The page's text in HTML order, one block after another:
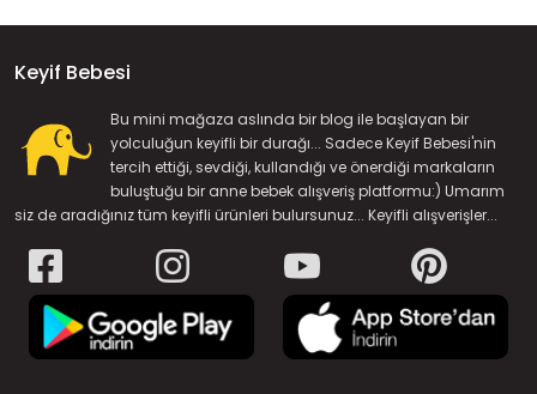
Keyif Bebesi
Bu mini mağaza aslında bir blog ile başlayan bir
yolculuğun keyifli bir durağı... Sadece Keyif Bebesi'nin
tercih ettiği, sevdiği, kullandığı ve önerdiği markaların
buluştuğu bir anne bebek alışveriş platformu:) Umarım
siz de aradığınız tüm keyifli ürünleri bulursunuz... Keyifli alışverişler...